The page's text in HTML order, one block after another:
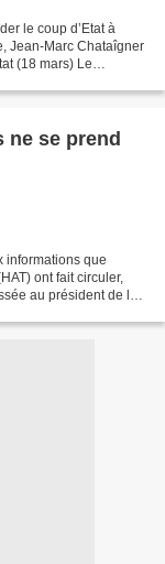
le coup d’Etat à
Jean-Marc Chataîgner
(18 mars) Le
ne se prend
informations que
ont fait circuler,
au président de la